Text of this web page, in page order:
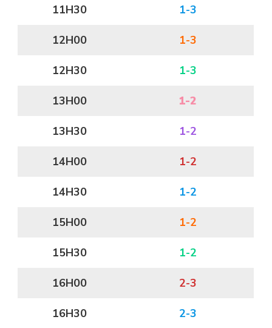
11H30 1-3
12H00 1-3
12H30 1-3
13H00 1-2
13H30 1-2
14H00 1-2
14H30 1-2
15H00 1-2
15H30 1-2
16H00 2-3
16H30 2-3